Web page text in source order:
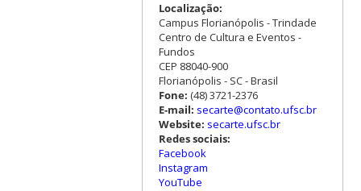
Localização:
Campus Florianópolis - Trindade
Centro de Cultura e Eventos -
Fundos
CEP 88040-900
Florianópolis - SC - Brasil
Fone: (48) 3721-2376
E-mail: secarte@contato.ufsc.br
Website: secarte.ufsc.br
Redes sociais:
Facebook
Instagram
YouTube